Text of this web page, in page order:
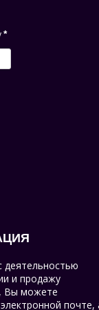
*
деятельностью
и продажу
Вы можете
почте,